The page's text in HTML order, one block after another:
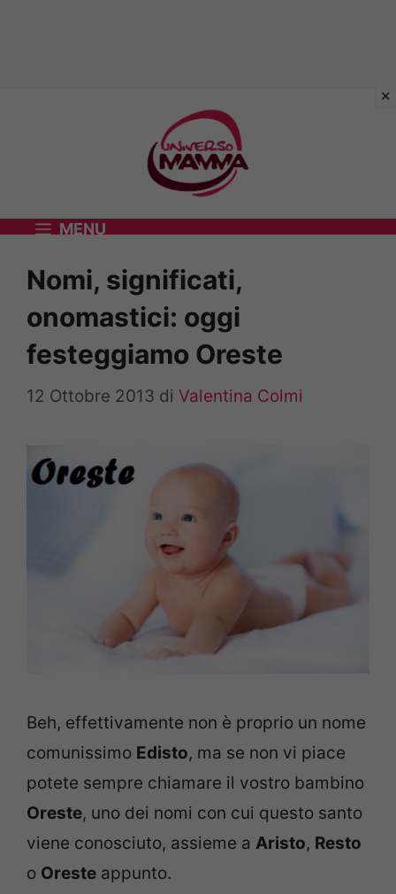
MENU
Nomi, significati,
onomastici: oggi
festeggiamo Oreste
12 Ottobre 2013 di Valentina Colmi
Beh, effettivamente non è proprio un nome
comunissimo Edisto, ma se non vi piace
potete sempre chiamare il vostro bambino
Oreste, uno dei nomi con cui questo santo
viene conosciuto, assieme a Aristo, Resto
o Oreste appunto.